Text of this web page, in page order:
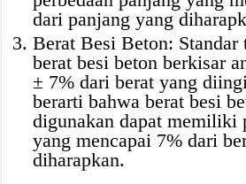
dari panjang yang
Berat Besi Beton: Standar
berat besi beton berkisar
± 7% dari berat yang
berarti bahwa berat besi
digunakan dapat memiliki
yang mencapai 7% dari
diharapkan.